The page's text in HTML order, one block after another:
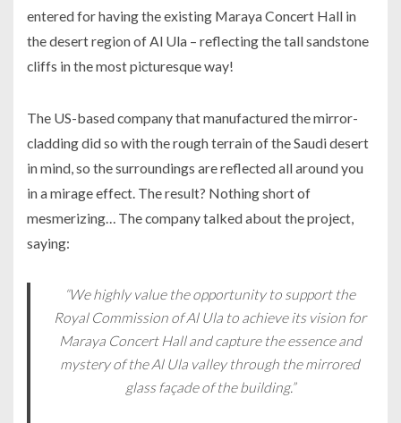
entered for having the existing Maraya Concert Hall in
the desert region of Al Ula – reflecting the tall sandstone
cliffs in the most picturesque way!
The US-based company that manufactured the mirror-
cladding did so with the rough terrain of the Saudi desert
in mind, so the surroundings are reflected all around you
in a mirage effect. The result? Nothing short of
mesmerizing… The company talked about the project,
saying:
“We highly value the opportunity to support the
Royal Commission of Al Ula to achieve its vision for
Maraya Concert Hall and capture the essence and
mystery of the Al Ula valley through the mirrored
glass façade of the building.”